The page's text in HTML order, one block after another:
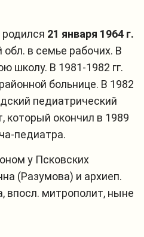
21 января 1964 г.
обл. в семье рабочих. В
школу. В 1981-1982 гг.
больнице. В 1982
педиатрический
который окончил в 1989
педиатра.
у Псковских
(Разумова) и архиеп.
впосл. митрополит, ныне